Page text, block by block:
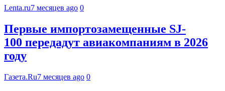
Lenta.ru7 месяцев ago 0
Первые импортозамещенные SJ-
100 передадут авиакомпаниям в 2026
году
Газета.Ru7 месяцев ago 0